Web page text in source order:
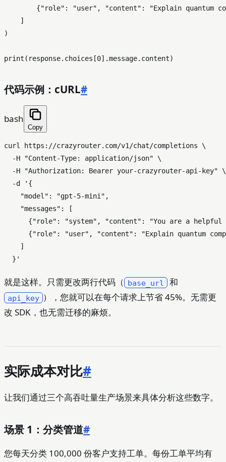
        {
"role" : "user" , "content" :
"Explain quantum
    ]
)
print (response.choices[0
代码示例：cURL#
bash
Copy
curl https://crazyrouter.com/v1/chat/completions \
  -H
"Content-Type: application/json" \
  -H
"Authorization: Bearer your-crazyrouter-api-key" \
  -d
'{
    "model": "gpt-5-mini",
    "messages": [
{"role": "system", "content": "You are a helpful
{"role": "user", "content": "Explain quantum
    ]
  }'
就是这样。只需更改两行代码（ base_url 和
api_key ），您就可以在每个请求上节省 45%。无需更
改 SDK，也无需迁移的麻烦。
实际成本对比#
让我们通过三个高吞吐量生产场景来具体分析这些数字。
场景 1：分类管道#
您每天分类 100,000 份客户支持工单。每份工单平均有